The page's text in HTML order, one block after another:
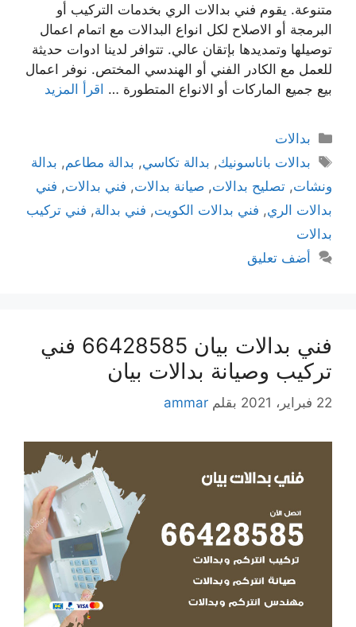
متنوعة. يقوم فني بدالات الري بخدمات التركيب أو
البرمجة أو الاصلاح لكل انواع البدالات مع اتمام اعمال
توصيلها وتمديدها بإتقان عالي. تتوافر لدينا ادوات حديثة
للعمل مع الكادر الفني أو الهندسي المختص. نوفر اعمال
بيع جميع الماركات أو الانواع المتطورة … اقرأ المزيد
بدالات
بدالات باناسونيك, بدالة تكاسي, بدالة مطاعم, بدالة
ونشات, تصليح بدالات, صيانة بدالات, فني بدالات, فني
بدالات الري, فني بدالات الكويت, فني بدالة, فني تركيب
بدالات
أضف تعليق
فني بدالات بيان 66428585 فني
تركيب وصيانة بدالات بيان
22 فبراير، 2021 بقلم ammar